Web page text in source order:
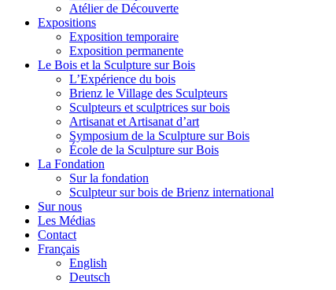
Atélier de Découverte
Expositions
Exposition temporaire
Exposition permanente
Le Bois et la Sculpture sur Bois
L’Expérience du bois
Brienz le Village des Sculpteurs
Sculpteurs et sculptrices sur bois
Artisanat et Artisanat d’art
Symposium de la Sculpture sur Bois
École de la Sculpture sur Bois
La Fondation
Sur la fondation
Sculpteur sur bois de Brienz international
Sur nous
Les Médias
Contact
Français
English
Deutsch